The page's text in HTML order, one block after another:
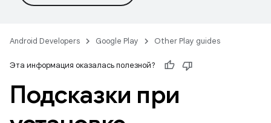
Android Developers Google Play Other Play guides
Эта информация оказалась полезной?
Подсказки при